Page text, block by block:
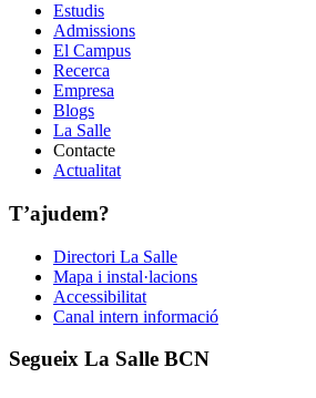
Estudis
Admissions
El Campus
Recerca
Empresa
Blogs
La Salle
Contacte
Actualitat
T’ajudem?
Directori La Salle
Mapa i instal·lacions
Accessibilitat
Canal intern informació
Segueix La Salle BCN